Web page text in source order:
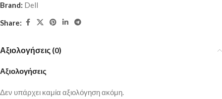
Brand: Dell
Share:
Αξιολογήσεις (0)
Αξιολογήσεις
Δεν υπάρχει καμία αξιολόγηση ακόμη.